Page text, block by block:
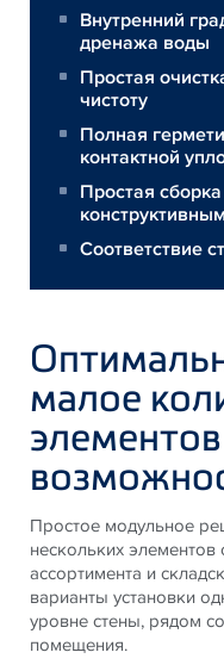
Внутренний
дренажа воды
Простая
чистоту
Полная
контактной
Простая
Соответствие
малое
Простое модульное
нескольких
ассортимента и
варианты установки
уровне стены, рядом
помещения.